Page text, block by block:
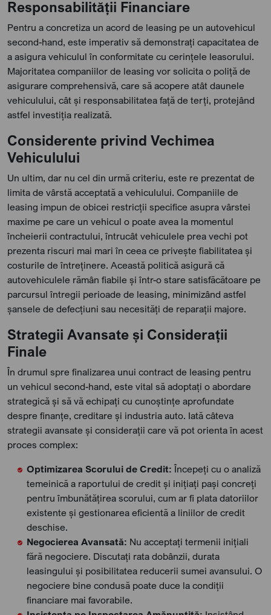
Responsabilității Financiare
Pentru a concretiza un acord de leasing pe un autovehicul
second-hand, este imperativ să demonstrați capacitatea de
a asigura vehiculul în conformitate cu cerințele leasorului.
Majoritatea companiilor de leasing vor solicita o poliță de
asigurare comprehensivă, care să acopere atât daunele
vehiculului, cât și responsabilitatea față de terți, protejând
astfel investiția realizată.
Considerente privind Vechimea
Vehiculului
Un ultim, dar nu cel din urmă criteriu, este re prezentat de
limita de vârstă acceptată a vehiculului. Companiile de
leasing impun de obicei restricții specifice asupra vârstei
maxime pe care un vehicul o poate avea la momentul
încheierii contractului, întrucât vehiculele prea vechi pot
prezenta riscuri mai mari în ceea ce privește fiabilitatea și
costurile de întreținere. Această politică asigură că
autovehiculele rămân fiabile și într-o stare satisfăcătoare pe
parcursul întregii perioade de leasing, minimizând astfel
șansele de defecțiuni sau necesități de reparații majore.
Strategii Avansate și Considerații
Finale
În drumul spre finalizarea unui contract de leasing pentru
un vehicul second-hand, este vital să adoptați o abordare
strategică și să vă echipați cu cunoștințe aprofundate
despre finanțe, creditare și industria auto. Iată câteva
strategii avansate și considerații care vă pot orienta în acest
proces complex:
Optimizarea Scorului de Credit: Începeți cu o analiză
temeinică a raportului de credit și inițiați pași concreți
pentru îmbunătățirea scorului, cum ar fi plata datoriilor
existente și gestionarea eficientă a liniilor de credit
deschise.
Negocierea Avansată: Nu acceptați termenii inițiali
fără negociere. Discutați rata dobânzii, durata
leasingului și posibilitatea reducerii sumei avansului. O
negociere bine condusă poate duce la condiții
financiare mai favorabile.